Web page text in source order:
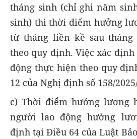
tháng sinh (chỉ ghi năm
sinh) thì thời điểm hưởng
từ tháng liền kề sau
theo quy định. Việc xác
động thực hiện theo quy
12 của Nghị định số 158/
c) Thời điểm hưởng lương
người lao động hưởng
định tại Điều 64 của Luật